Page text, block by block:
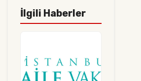
İlgili Haberler